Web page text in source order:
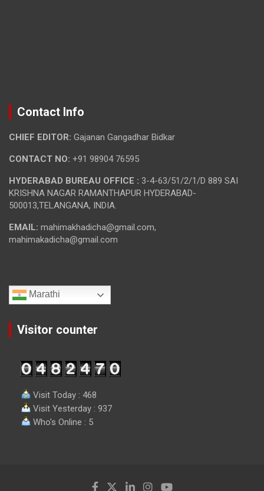
Contact Info
CHIEF EDITOR: Gajanan Gangadhar Bidkar
CONTACT NO: +91 98904 76595
HYDERABAD BUREAU OFFICE : 3-4-63/51/2/1/D 889 SAI
KRISHNA NAGAR RAMANTHAPUR HYDERABAD-
500013,TELANGANA, INDIA.
EMAIL: mahimakhadicha@gmail.com,
mahimakadicha@gmail.com
Marathi
Visitor counter
Visit Today : 468
Visit Yesterday : 937
Who's Online : 5